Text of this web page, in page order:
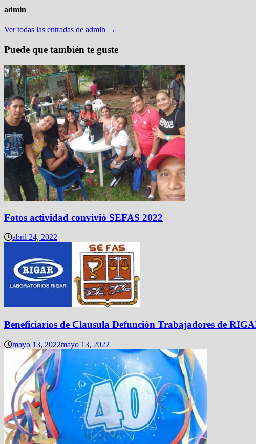
admin
Ver todas las entradas de admin →
Puede que también te guste
Fotos actividad convivió SEFAS 2022
abril 24, 2022
Beneficiarios de Clausula Defunción Trabajadores de
mayo 13, 2022mayo 13, 2022